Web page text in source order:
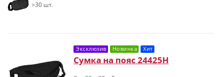
>30 шт.
Эксклюзив Новинка Хит
Сумка на пояс 24425H